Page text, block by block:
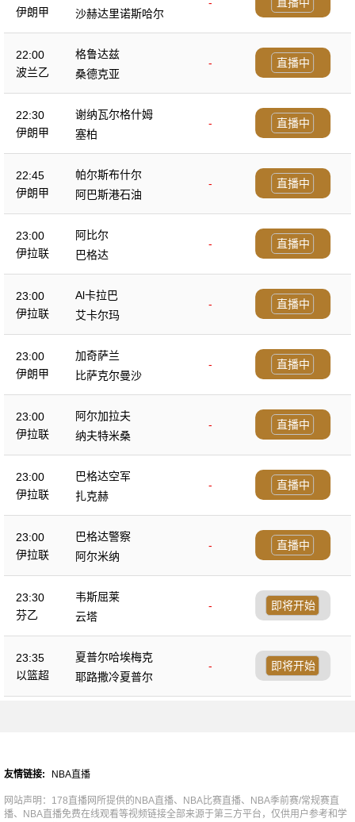
伊朗甲
-
沙赫达里诺斯哈尔
直播中
22:00
波兰乙
格鲁达兹
-
桑德克亚
直播中
22:30
伊朗甲
谢纳瓦尔格什姆
-
塞柏
直播中
22:45
伊朗甲
帕尔斯布什尔
-
阿巴斯港石油
直播中
23:00
伊拉联
阿比尔
-
巴格达
直播中
23:00
伊拉联
Al卡拉巴
-
艾卡尔玛
直播中
23:00
伊朗甲
加奇萨兰
-
比萨克尔曼沙
直播中
23:00
伊拉联
阿尔加拉夫
-
纳夫特米桑
直播中
23:00
伊拉联
巴格达空军
-
扎克赫
直播中
23:00
伊拉联
巴格达警察
-
阿尔米纳
直播中
23:30
芬乙
韦斯屈莱
-
云塔
即将开始
23:35
以篮超
夏普尔哈埃梅克
-
耶路撒冷夏普尔
即将开始
友情链接: NBA直播
网站声明：178直播网所提供的NBA直播、NBA比赛直播、NBA季前赛/常规赛直
播、NBA直播免费在线观看等视频链接全部来源于第三方平台，仅供用户参考和学